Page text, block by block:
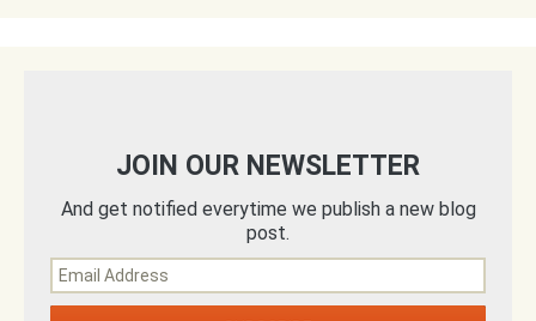
JOIN OUR NEWSLETTER
And get notified everytime we publish a new blog
post.